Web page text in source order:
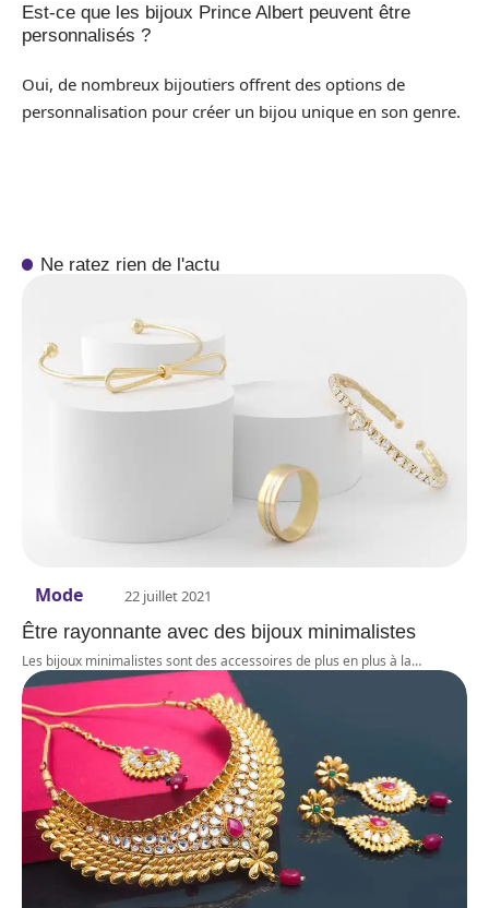
Est-ce que les bijoux Prince Albert peuvent être
personnalisés ?
Oui, de nombreux bijoutiers offrent des options de
personnalisation pour créer un bijou unique en son genre.
Ne ratez rien de l'actu
Mode 22 juillet 2021
Être rayonnante avec des bijoux minimalistes
Les bijoux minimalistes sont des accessoires de plus en plus à la…